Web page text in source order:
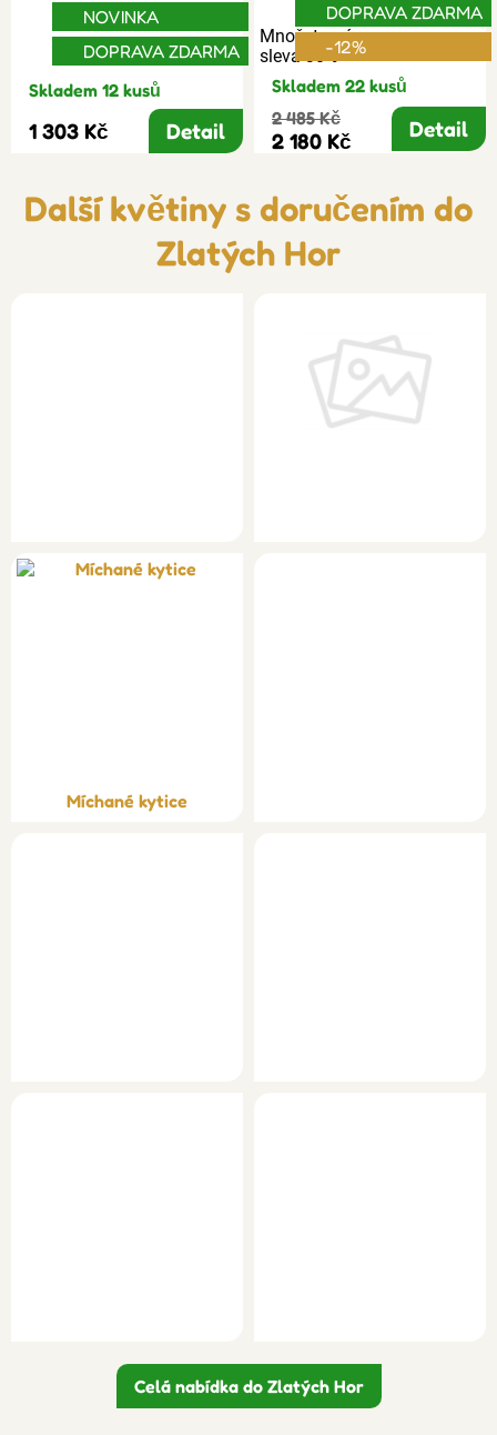
NOVINKA
DOPRAVA ZDARMA
Skladem 12 kusů
1 303 Kč Detail
Množstevní
sleva 30%
DOPRAVA ZDARMA
-12%
Skladem 22 kusů
2 485 Kč
2 180 Kč Detail
Další květiny s doručením do
Zlatých Hor
Míchané kytice
Celá nabídka do Zlatých Hor